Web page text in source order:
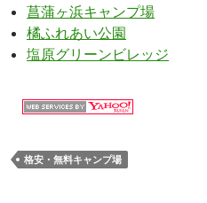
菖蒲ヶ浜キャンプ場
橘ふれあい公園
塩原グリーンビレッジ
格安・無料キャンプ場